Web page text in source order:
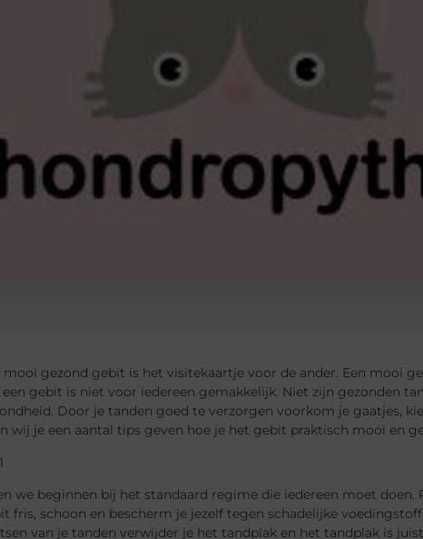
mooi gezond gebit is het visitekaartje voor de ander. Een mooi
een gebit is niet voor iedereen gemakkelijk. Niet zijn gezonden
Door je tanden goed te verzorgen voorkom je gaatjes,
wij je een aantal tips geven hoe je het gebit praktisch mooi en
we beginnen bij het standaard regime die iedereen moet
fris, schoon en bescherm je jezelf tegen schadelijke
van je tanden verwijder je het tandplak en het tandplak is